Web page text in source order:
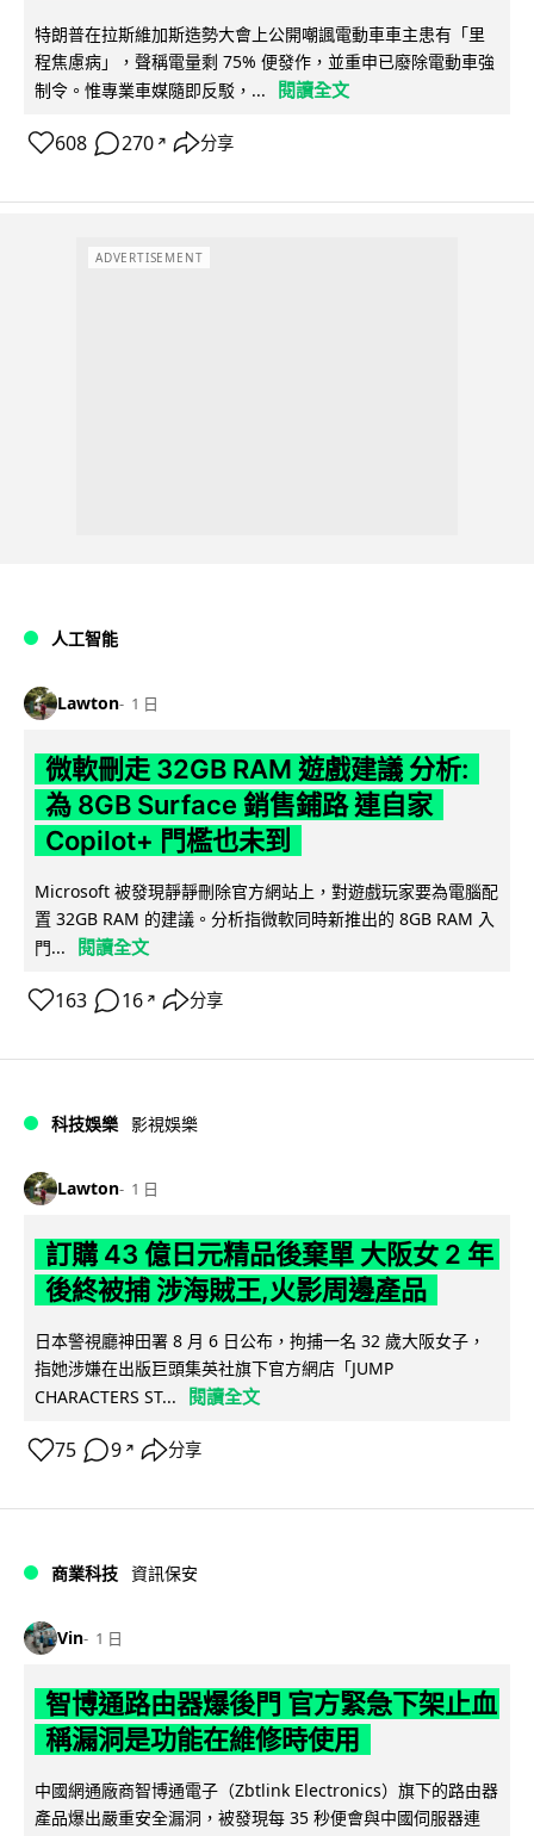
特朗普在拉斯維加斯造勢大會上公開嘲諷電動車車主患有「里
程焦慮病」，聲稱電量剩 75% 便發作，並重申已廢除電動車強
制令。惟專業車媒隨即反駁，...
閱讀全文
608 270 ↗ 分享
ADVERTISEMENT
人工智能
Lawton 1 日
微軟刪走 32GB RAM 遊戲建議 分析:
為 8GB Surface 銷售鋪路 連自家
Copilot+ 門檻也未到
Microsoft 被發現靜靜刪除官方網站上，對遊戲玩家要為電腦配
置 32GB RAM 的建議。分析指微軟同時新推出的 8GB RAM 入
門...
閱讀全文
163 16 ↗ 分享
科技娛樂 影視娛樂
Lawton 1 日
訂購 43 億日元精品後棄單 大阪女 2 年
後終被捕 涉海賊王,火影周邊產品
日本警視廳神田署 8 月 6 日公布，拘捕一名 32 歲大阪女子，
指她涉嫌在出版巨頭集英社旗下官方網店「JUMP
CHARACTERS ST...
閱讀全文
75 9 ↗ 分享
商業科技 資訊保安
Vin 1 日
智博通路由器爆後門 官方緊急下架止血
稱漏洞是功能在維修時使用
中國網通廠商智博通電子（Zbtlink Electronics）旗下的路由器
產品爆出嚴重安全漏洞，被發現每 35 秒便會與中國伺服器連